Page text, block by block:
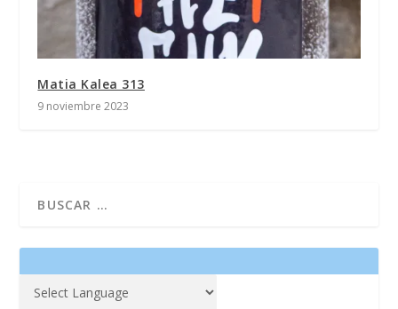
Matia Kalea 313
9 noviembre 2023